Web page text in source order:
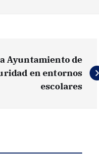
Ayuntamiento de
en entornos
escolares